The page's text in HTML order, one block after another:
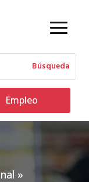
Empleo
»